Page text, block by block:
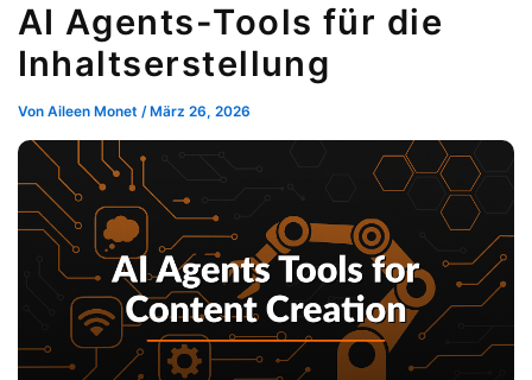
AI Agents-Tools für die
Inhaltserstellung
Von Aileen Monet / März 26, 2026